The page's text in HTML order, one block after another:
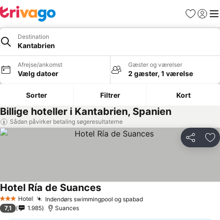
Favoritter
Log ind
Destination
Kantabrien
Afrejse/ankomst
Vælg datoer
Gæster og værelser
2 gæster, 1 værelse
Sorter Filtrer Kort
Billige hoteller i Kantabrien, Spanien
Sådan påvirker betaling søgeresultaterne
Del
3 StjernerHotel Indendørs swimmingpool og spabadSe priser
Hotel Ría de SuancesSe priser
7,1 1.985 Suances